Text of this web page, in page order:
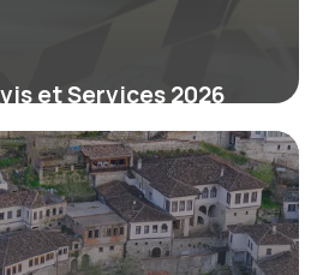
et Services 2026